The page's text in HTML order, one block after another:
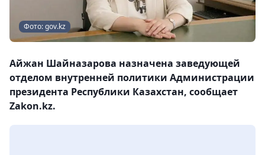
Фото: gov.kz
Айжан Шайназарова назначена заведующей
отделом внутренней политики Администрации
президента Республики Казахстан, сообщает
Zakon.kz.